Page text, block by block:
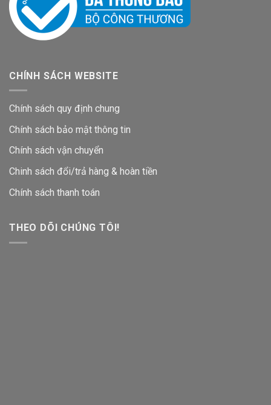
CHÍNH SÁCH WEBSITE
Chính sách quy định chung
Chính sách bảo mật thông tin
Chính sách vận chuyển
Chinh sách đổi/trả hàng & hoàn tiền
Chính sách thanh toán
THEO DÕI CHÚNG TÔI!